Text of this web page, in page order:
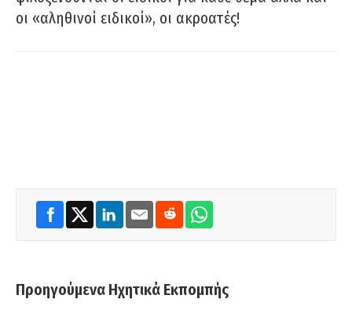
οι «αληθινοί ειδικοί», οι ακροατές!
Προηγούμενα Ηχητικά Εκπομπής